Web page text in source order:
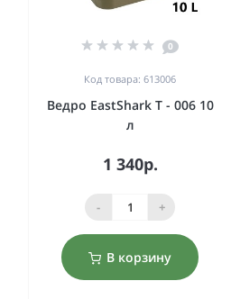
0
Код товара: 613006
Ведро EastShark Т - 006 10
л
1 340р.
- +
В корзину